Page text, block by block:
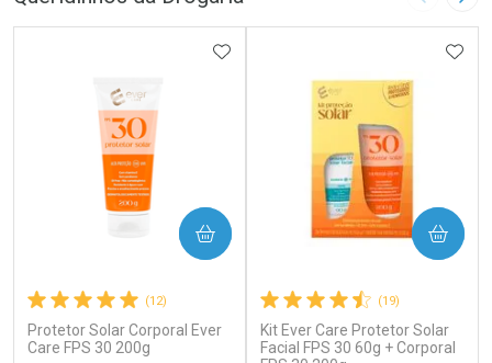
Imagem
(12)
Protetor Solar Corporal Ever
Care FPS 30 200g
ADICIONAR AOS FAVORITOS
COMPRAR
(19)
Kit Ever Care Protetor Solar
Facial FPS 30 60g + Corporal
COMPRAR